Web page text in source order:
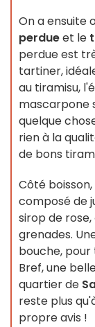
On a ensuite
perdueet le
perdue est
tartiner,
au tiramisu,
mascarpone
quelque
rien à la
de bons
Côté boisson,
composé de
sirop de
grenades.
bouche, pour
Bref, une
quartier de
reste plus
propre avis !